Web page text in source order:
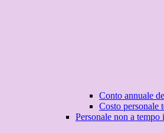
Conto annuale
Costo personale
Personale non a tempo